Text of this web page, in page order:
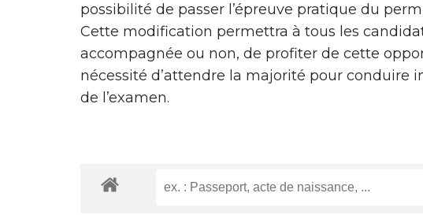
possibilité de passer l’épreuve pratique du
Cette modification permettra à tous les
accompagnée ou non, de profiter de cette
nécessité d’attendre la majorité pour conduire
de l’examen.